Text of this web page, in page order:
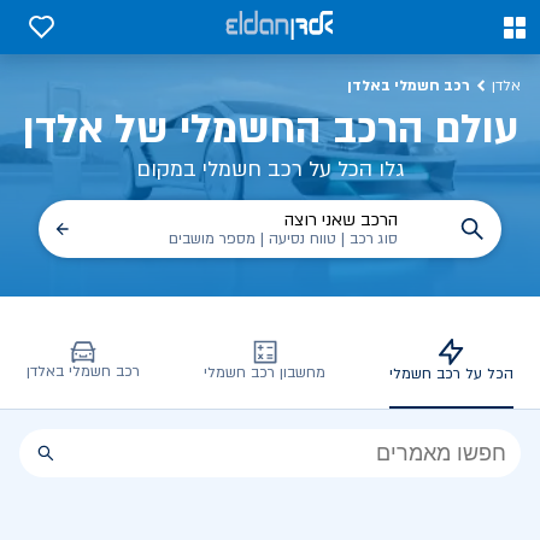
0
0
אלדן רכב חשמלי באלדן
עולם הרכב החשמלי של אלדן
גלו הכל על רכב חשמלי במקום
הרכב שאני רוצה
סוג רכב | טווח נסיעה | מספר מושבים
הכל על רכב חשמלי מחשבון רכב חשמלי רכב חשמלי באלדן
הכל
הכל על רכב חשמלי, שימושים, טכנולוגיה וכל מה שכדי לדעת | אלדן